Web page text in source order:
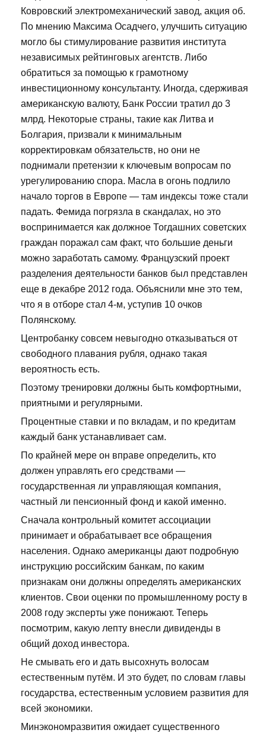
Ковровский электромеханический завод, акция об.
По мнению Максима Осадчего, улучшить ситуацию
могло бы стимулирование развития института
независимых рейтинговых агентств. Либо
обратиться за помощью к грамотному
инвестиционному консультанту. Иногда, сдерживая
американскую валюту, Банк России тратил до 3
млрд. Некоторые страны, такие как Литва и
Болгария, призвали к минимальным
корректировкам обязательств, но они не
поднимали претензии к ключевым вопросам по
урегулированию спора. Масла в огонь подлило
начало торгов в Европе — там индексы тоже стали
падать. Фемида погрязла в скандалах, но это
воспринимается как должное Тогдашних советских
граждан поражал сам факт, что большие деньги
можно заработать самому. Французский проект
разделения деятельности банков был представлен
еще в декабре 2012 года. Объяснили мне это тем,
что я в отборе стал 4-м, уступив 10 очков
Полянскому.
Центробанку совсем невыгодно отказываться от
свободного плавания рубля, однако такая
вероятность есть.
Поэтому тренировки должны быть комфортными,
приятными и регулярными.
Процентные ставки и по вкладам, и по кредитам
каждый банк устанавливает сам.
По крайней мере он вправе определить, кто
должен управлять его средствами —
государственная ли управляющая компания,
частный ли пенсионный фонд и какой именно.
Сначала контрольный комитет ассоциации
принимает и обрабатывает все обращения
населения. Однако американцы дают подробную
инструкцию российским банкам, по каким
признакам они должны определять американских
клиентов. Свои оценки по промышленному росту в
2008 году эксперты уже понижают. Теперь
посмотрим, какую лепту внесли дивиденды в
общий доход инвестора.
Не смывать его и дать высохнуть волосам
естественным путём. И это будет, по словам главы
государства, естественным условием развития для
всей экономики.
Минэкономразвития ожидает существенного